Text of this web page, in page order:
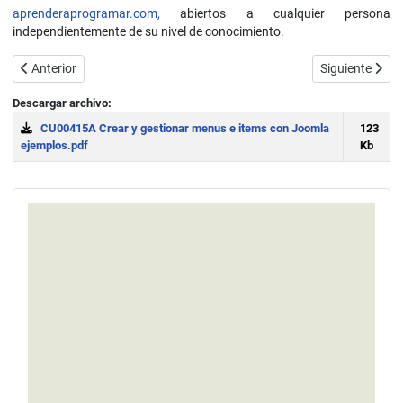
aprenderaprogramar.com, abiertos a cualquier persona
independientemente de su nivel de conocimiento.
Artículo anterior: Crear encuestas en Joomla: com_poll o
Anterior Artículo
Siguiente
Descargar archivo:
CU00415A Crear y gestionar menus e items con Joomla
ejemplos.pdf
123
Kb